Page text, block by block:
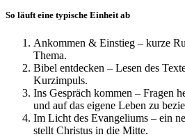
So läuft eine typische Einheit ab
Ankommen & Einstieg – kurze
Thema.
Bibel entdecken – Lesen des
Kurzimpuls.
Ins Gespräch kommen – Fragen
und auf das eigene Leben zu
Im Licht des Evangeliums – ein
stellt Christus in die Mitte.